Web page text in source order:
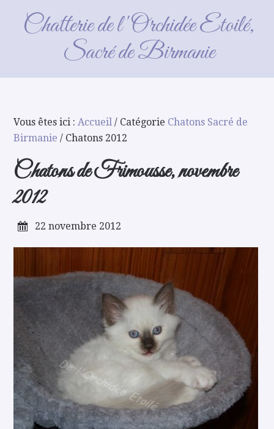
Chatterie de l'Orchidée Etoilé,
Sacré de Birmanie
Chatons 2012
Vous êtes ici :Accueil / Catégorie Chatons Sacré de
Birmanie / Chatons 2012
Chatons de Frimousse, novembre
2012
22 novembre 2012